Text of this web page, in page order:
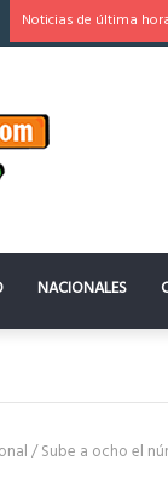
Noticias de última
NACIONALES
/Sube a ocho el